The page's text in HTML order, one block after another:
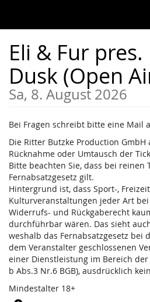
springen
Eli & Fur
Dusk (Open
Sa, 8. August 2026
Bei Fragen schreibt bitte eine Mail
Die Ritter Butzke Production
Rücknahme oder Umtausch der
Bitte beachten Sie, dass bei reinen
Fernabsatzgesetz gilt.
Hintergrund ist, dass Sport-,
Kulturveranstaltungen jeder Art
Widerrufs- und Rückgaberecht
durchführbar wären. Das sieht
weshalb das Fernabsatzgesetz bei
dem Veranstalter geschlossenen
einer Dienstleistung im Bereich
b Abs.3 Nr.6 BGB), ausdrücklich
Mindestalter 18+